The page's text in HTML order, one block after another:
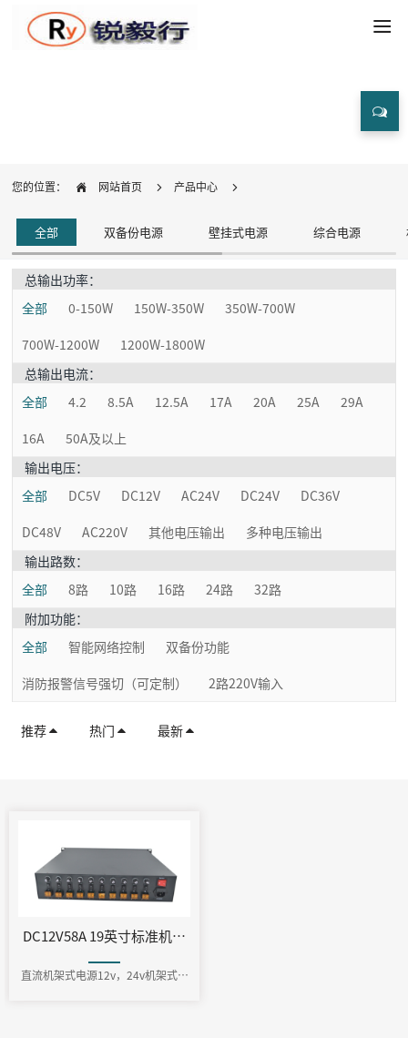
您的位置： 网站首页 产品中心
全部 双备份电源 壁挂式电源 综合电源
总输出功率：
全部
0-150W 150W-350W
350W-700W
700W-1200W
1200W-1800W
总输出电流：
全部
4.2 8.5A 12.5A 17A 20A 25A
29A
16A
50A及以上
输出电压：
全部
DC5V DC12V AC24V DC24V
DC36V
DC48V
AC220V 其他电压输出
多种电压输出
输出路数：
全部
8路 10路 16路 24路
32路
附加功能：
全部
智能网络控制
双备份功能
消防报警信号强切（可定制）
2路220V输入
推荐 热门 最新
DC12V58A 19英寸标准机架式集中供电电源（2U10路700W）
直流机架式电源12v，24v机架式电